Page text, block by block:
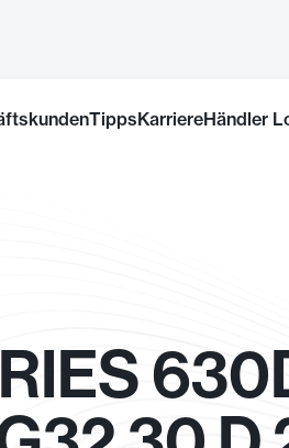
TippsKarriereHändler